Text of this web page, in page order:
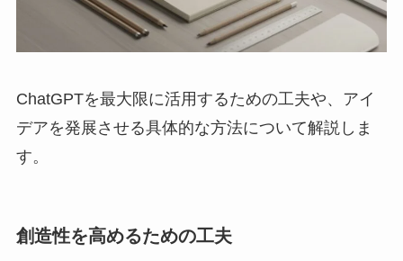
ChatGPTを最大限に活用するための工夫や、アイ
デアを発展させる具体的な方法について解説しま
す。
創造性を高めるための工夫